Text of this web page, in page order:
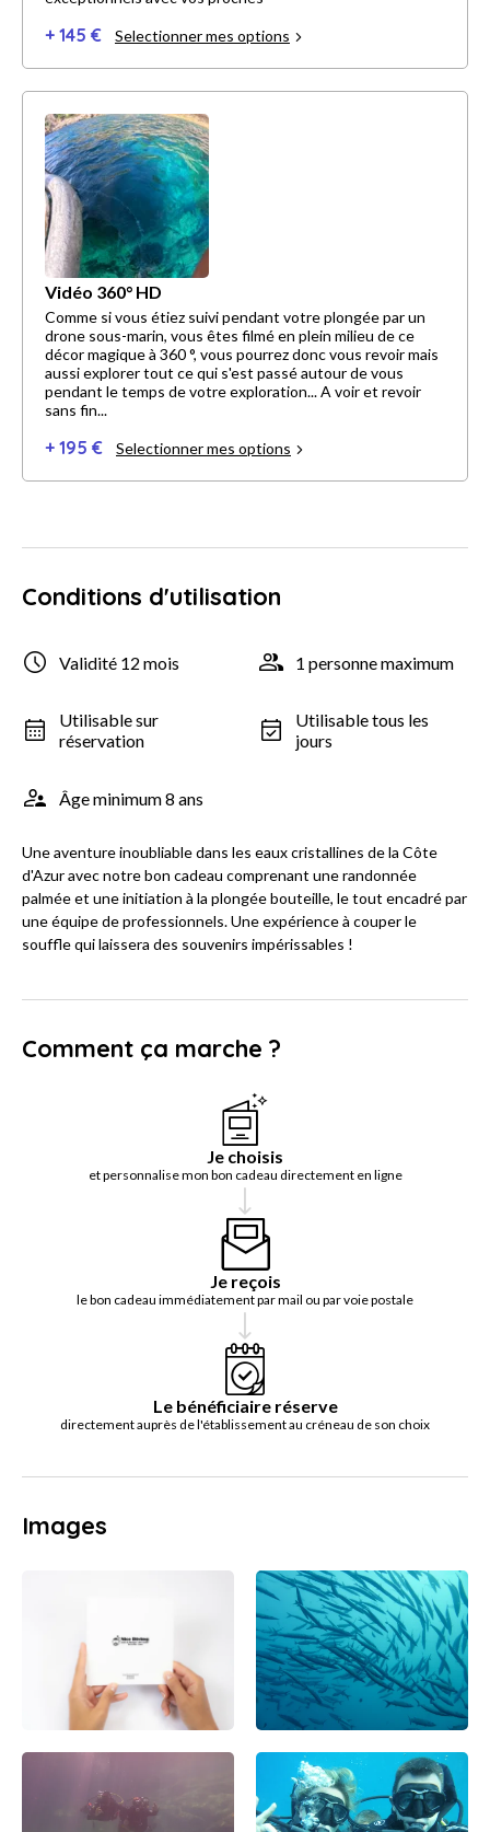
+ 145 € Selectionner mes options
Vidéo 360° HD
Comme si vous étiez suivi pendant votre plongée par un
drone sous-marin, vous êtes filmé en plein milieu de ce
décor magique à 360 °, vous pourrez donc vous revoir mais
aussi explorer tout ce qui s'est passé autour de vous
pendant le temps de votre exploration... A voir et revoir
sans fin...
+ 195 € Selectionner mes options
Conditions d'utilisation
Validité 12 mois 1 personne maximum
Utilisable sur
réservation
Utilisable tous les
jours
Âge minimum 8 ans
Une aventure inoubliable dans les eaux cristallines de la Côte
d'Azur avec notre bon cadeau comprenant une randonnée
palmée et une initiation à la plongée bouteille, le tout encadré par
une équipe de professionnels. Une expérience à couper le
souffle qui laissera des souvenirs impérissables !
Comment ça marche ?
Je choisis
et personnalise mon bon cadeau directement en ligne
Je reçois
le bon cadeau immédiatement par mail ou par voie postale
Le bénéficiaire réserve
directement auprès de l'établissement au créneau de son choix
Images